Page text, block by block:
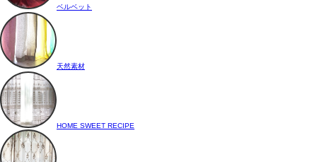
ベルベット
天然素材
HOME SWEET RECIPE